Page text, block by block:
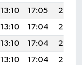
13:10 17:05
20:25
13:10 17:04
20:24
13:10 17:04
20:23
13:10 17:04
20:22